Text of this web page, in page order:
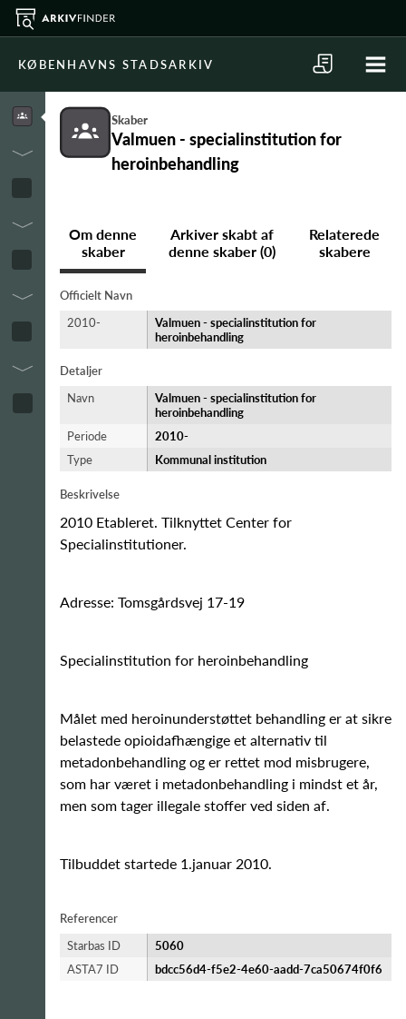
KØBENHAVNS STADSARKIV
Skaber
Valmuen - specialinstitution for
heroinbehandling
Om denne
skaber
Arkiver skabt af
denne skaber (0)
Relaterede
skabere
Officielt Navn
2010-
Valmuen - specialinstitution for
heroinbehandling
Detaljer
Navn
Valmuen - specialinstitution for
heroinbehandling
Periode
2010-​
Type
Kommunal institution
Beskrivelse
2010 Etableret. Tilknyttet Center for
Specialinstitutioner.
Adresse: Tomsgårdsvej 17-19
Specialinstitution for heroinbehandling
Målet med heroinunderstøttet behandling er at sikre
belastede opioidafhængige et alternativ til
metadonbehandling og er rettet mod misbrugere,
som har været i metadonbehandling i mindst et år,
men som tager illegale stoffer ved siden af.
Tilbuddet startede 1.januar 2010.
Referencer
Starbas ID
5060
ASTA7 ID
bdcc56d4-f5e2-4e60-aadd-7ca50674f0f6